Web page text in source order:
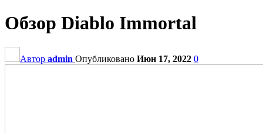
Обзор Diablo Immortal
Автор admin Опубликовано Июн 17, 2022 0